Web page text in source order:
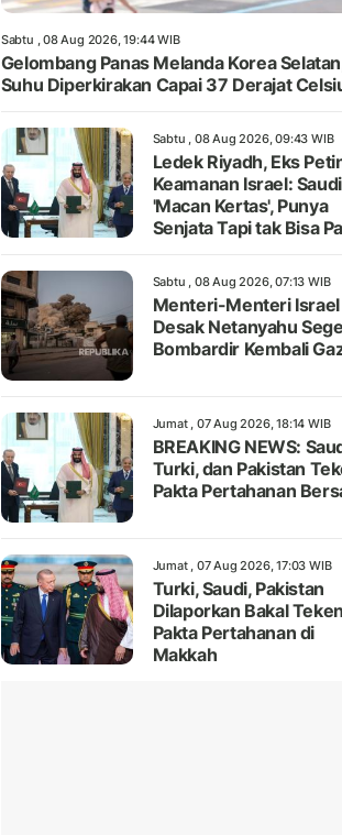
Sabtu , 08 Aug 2026, 19:44 WIB
Gelombang Panas Melanda Korea
Suhu Diperkirakan Capai 37 Derajat
Sabtu , 08 Aug 2026, 09:43 WIB
Ledek Riyadh, Eks
Keamanan Israel: Saudi
'Macan Kertas', Punya
Senjata Tapi tak Bisa
Sabtu , 08 Aug 2026, 07:13 WIB
Menteri-Menteri Israel
Desak Netanyahu
Bombardir Kembali
Jumat , 07 Aug 2026, 18:14 WIB
BREAKING NEWS:
Turki, dan Pakistan
Pakta Pertahanan
Jumat , 07 Aug 2026, 17:03 WIB
Turki, Saudi, Pakistan
Dilaporkan Bakal Teken
Pakta Pertahanan di
Makkah